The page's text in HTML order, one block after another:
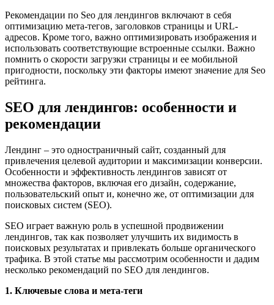
Рекомендации по Seo для лендингов включают в себя
оптимизацию мета-тегов, заголовков страницы и URL-
адресов. Кроме того, важно оптимизировать изображения и
использовать соответствующие встроенные ссылки. Важно
помнить о скорости загрузки страницы и ее мобильной
пригодности, поскольку эти факторы имеют значение для Seo
рейтинга.
SEO для лендингов: особенности и
рекомендации
Лендинг – это одностраничный сайт, созданный для
привлечения целевой аудитории и максимизации конверсии.
Особенности и эффективность лендингов зависят от
множества факторов, включая его дизайн, содержание,
пользовательский опыт и, конечно же, от оптимизации для
поисковых систем (SEO).
SEO играет важную роль в успешной продвижении
лендингов, так как позволяет улучшить их видимость в
поисковых результатах и привлекать больше органического
трафика. В этой статье мы рассмотрим особенности и дадим
несколько рекомендаций по SEO для лендингов.
1. Ключевые слова и мета-теги